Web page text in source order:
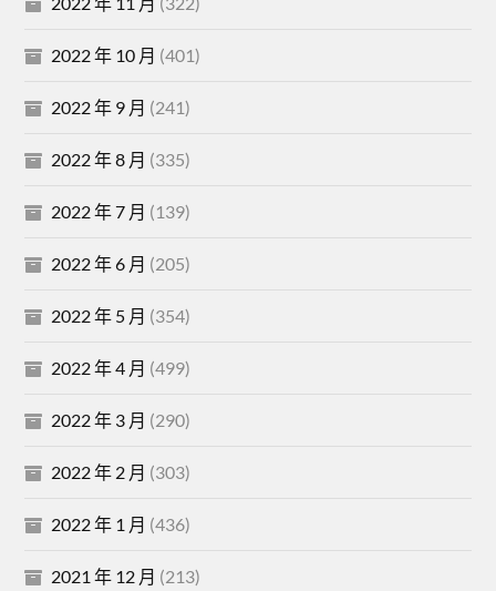
2022 年 10 月 (401)
2022 年 9 月 (241)
2022 年 8 月 (335)
2022 年 7 月 (139)
2022 年 6 月 (205)
2022 年 5 月 (354)
2022 年 4 月 (499)
2022 年 3 月 (290)
2022 年 2 月 (303)
2022 年 1 月 (436)
2021 年 12 月 (213)